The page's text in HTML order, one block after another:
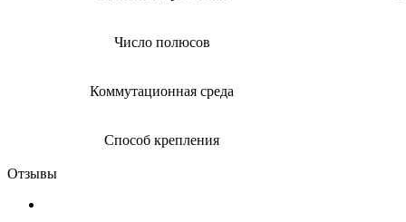
Число полюсов
Коммутационная среда
Способ крепления
Отзывы